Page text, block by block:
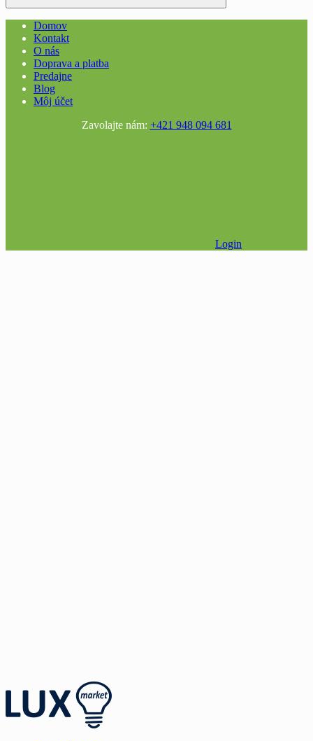
Domov
Kontakt
O nás
Doprava a platba
Predajne
Blog
Môj účet
Zavolajte nám: +421 948 094 681
Login